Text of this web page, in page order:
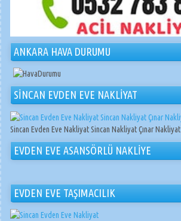
ANKARA HAVA DURUMU
SİNCAN EVDEN EVE NAKLİYAT
Sincan Evden Eve Nakliyat Sincan Nakliyat Çınar Nakliyat
EVDEN EVE ASANSÖRLÜ NAKLİYE
EVDEN EVE TAŞIMACILIK